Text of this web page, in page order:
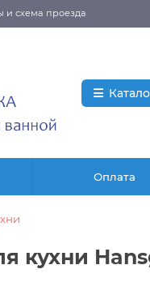
и схема проезда
Оплата
кухни